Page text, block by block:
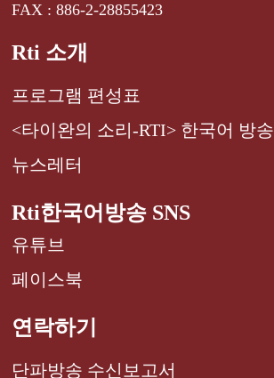
FAX : 886-2-28855423
Rti 소개
프로그램 편성표
<타이완의 소리-RTI> 한국어 방송
뉴스레터
Rti한국어방송 SNS
유튜브
페이스북
연락하기
단파방송 수신보고서